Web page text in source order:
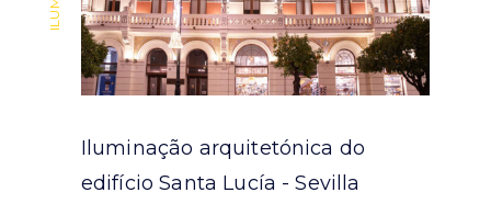
Iluminação arquitetónica do
edifício Santa Lucía - Sevilla